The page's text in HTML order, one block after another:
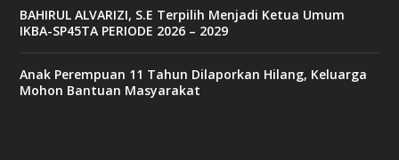
BAHIRUL ALVARIZI, S.E Terpilih Menjadi Ketua Umum
IKBA-SP45TA PERIODE 2026 – 2029
Anak Perempuan 11 Tahun Dilaporkan Hilang, Keluarga
Mohon Bantuan Masyarakat